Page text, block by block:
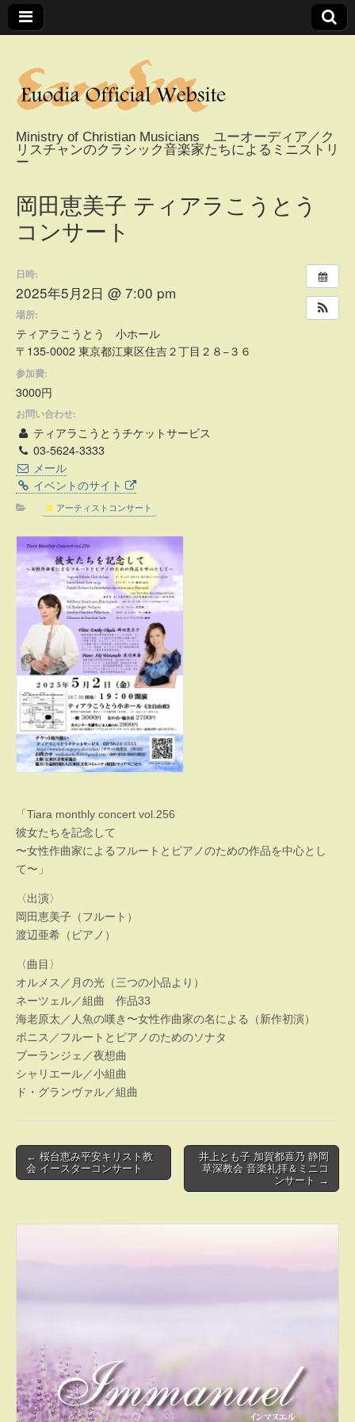
Euodia Official
Website / ユーオー
ディアオフィシャ
ルウェブサイト
Ministry of Christian Musicians ユーオーディア／ク
リスチャンのクラシック音楽家たちによるミニストリ
ー
岡田恵美子 ティアラこうとう
コンサート
日時:
2025年5月2日 @ 7:00 pm
場所:
ティアラこうとう 小ホール
〒135-0002 東京都江東区住吉２丁目２８−３６
参加費:
3000円
お問い合わせ:
ティアラこうとうチケットサービス
03-5624-3333
メール
イベントのサイト
アーティストコンサート
「Tiara monthly concert vol.256
彼女たちを記念して
〜女性作曲家によるフルートとピアノのための作品を中心とし
て〜」
〈出演〉
岡田恵美子（フルート）
渡辺亜希（ピアノ）
〈曲目〉
オルメス／月の光（三つの小品より）
ネーツェル／組曲 作品33
海老原太／人魚の嘆き〜女性作曲家の名による（新作初演）
ボニス／フルートとピアノのためのソナタ
ブーランジェ／夜想曲
シャリエール／小組曲
ド・グランヴァル／組曲
Post
navigation
← 桜台恵み平安キリスト教
会 イースターコンサート
井上とも子 加賀都喜乃 静岡
草深教会 音楽礼拝＆ミニコ
ンサート →